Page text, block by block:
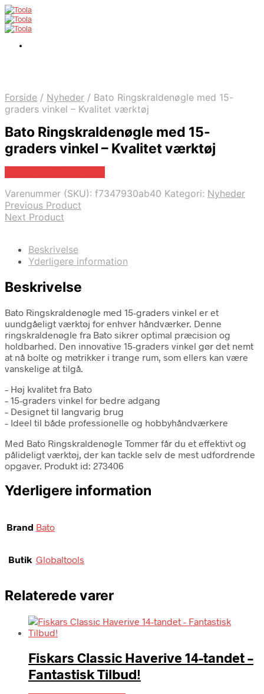
Forside / Nyheder / Bato Ringskraldenøgle med 15-
graders vinkel – Kvalitet værktøj
Bato Ringskraldenøgle med 15-
graders vinkel – Kvalitet værktøj
Varenummer (SKU): f7347930ab40 Kategori: Nyheder
Previous Product
Next Product
Beskrivelse
Yderligere information
Beskrivelse
Bato Ringskraldenøgle med 15-graders vinkel er et
uundgåeligt værktøj for enhver håndværker. Denne
ringskraldenøgle fra Bato sikrer optimal præcision og
holdbarhed. Den innovative 15-graders vinkel gør det nemt
at nå bolte og møtrikker i trange rum, som ellers kan være
vanskelige at tilgå.
– Høj kvalitet fra Bato
– 15-graders vinkel for bedre adgang
– Designet til langvarig brug
– Ideel til både professionelle og hobbyhåndværkere
Med Bato Ringskraldenøgle Tommer får du et effektivt og
pålideligt værktøj, der kan tackle selv de mest udfordrende
opgaver. Produkt id: 273406
Yderligere information
Brand Bato
Butik Globaltools
Relaterede varer
Fiskars Classic Haverive 14-tandet –
Fantastisk Tilbud!